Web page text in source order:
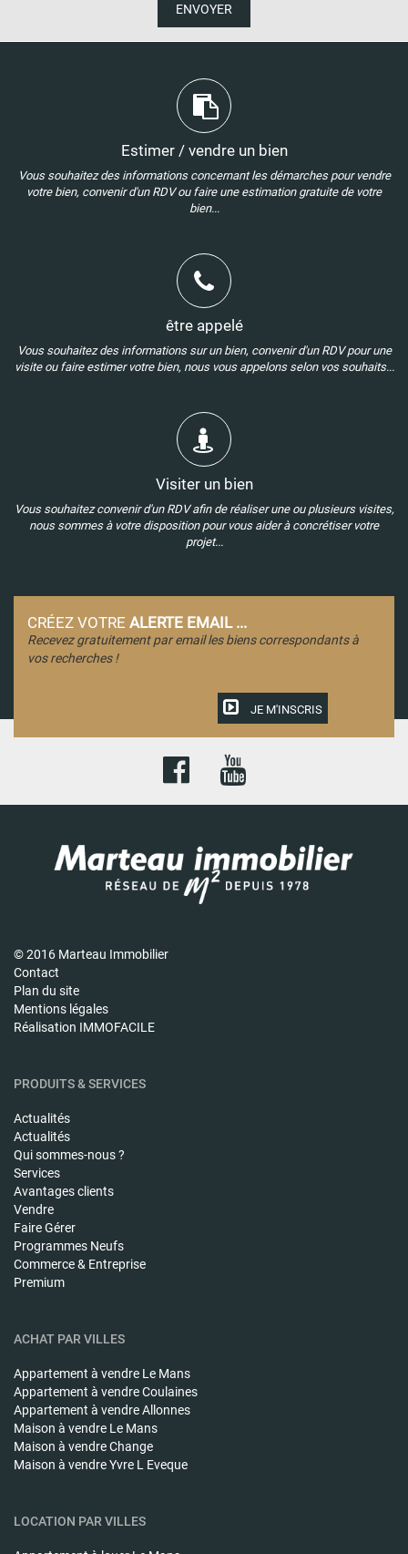
ENVOYER
Estimer / vendre un bien
Vous souhaitez des informations concernant les démarches pour vendre
votre bien, convenir d'un RDV ou faire une estimation gratuite de votre
bien...
être appelé
Vous souhaitez des informations sur un bien, convenir d'un RDV pour une
visite ou faire estimer votre bien, nous vous appelons selon vos souhaits...
Visiter un bien
Vous souhaitez convenir d'un RDV afin de réaliser une ou plusieurs visites,
nous sommes à votre disposition pour vous aider à concrétiser votre
projet...
CRÉEZ VOTRE ALERTE EMAIL ...
Recevez gratuitement par email les biens correspondants à
vos recherches !
JE M'INSCRIS
© 2016 Marteau Immobilier
Contact
Plan du site
Mentions légales
Réalisation IMMOFACILE
PRODUITS & SERVICES
Actualités
Actualités
Qui sommes-nous ?
Services
Avantages clients
Vendre
Faire Gérer
Programmes Neufs
Commerce & Entreprise
Premium
ACHAT PAR VILLES
Appartement à vendre Le Mans
Appartement à vendreCoulaines
Appartement à vendreAllonnes
Maison à vendre Le Mans
Maison à vendreChange
Maison à vendreYvre L Eveque
LOCATION PAR VILLES